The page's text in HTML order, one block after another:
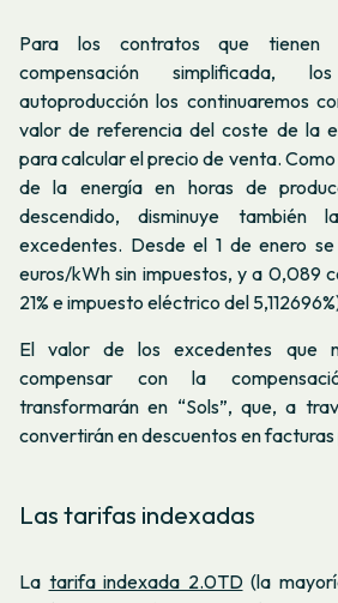
Para los contratos que tienen
compensación simplificada,
autoproducción los continuaremos
valor de referencia del coste de la
para calcular el precio de venta.
de la energía en horas de
descendido, disminuye también
excedentes. Desde el 1 de enero
euros/kWh sin impuestos, y a 0,089
21% e impuesto eléctrico del
El valor de los excedentes que
compensar con la
transformarán en “Sols”, que, a
convertirán en descuentos en
Las tarifas indexadas
La tarifa indexada 2.0TD(la